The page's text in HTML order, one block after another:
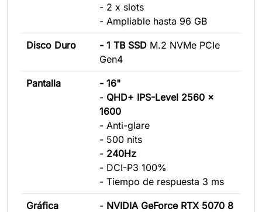
- 2 x slots
- Ampliable hasta 96 GB
Disco Duro - 1 TB SSD M.2 NVMe PCIe
Gen4
Pantalla
- 16"
- QHD+ IPS-Level 2560 x
1600
- Anti-glare
- 500 nits
- 240Hz
- DCI-P3 100%
- Tiempo de respuesta 3 ms
Gráfica - NVIDIA GeForce RTX 5070 8